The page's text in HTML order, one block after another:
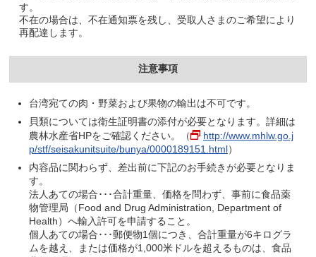
す。
不在の場合は、不在通知票を残し、受取人さまのご希望により
再配達します。
注意事項
台湾宛ての肉・野菜および果物の輸出は不可です。
貝類については衛生証明書の添付が必要となります。詳細は
農林水産省HPをご確認ください。（
http://www.mhlw.go.j
p/stf/seisakunitsuite/bunya/0000189151.html）
内容品に関わらず、差出前に下記のお手続きが必要となりま
す。
法人あての場合･･･合計重量、価格を問わず、事前に食品薬
物管理局（Food and Drug Administration, Department of
Health）へ輸入許可を申請すること。
個人あての場合･･･郵便物1個につき、合計重量が6キログラ
ムを越え、または価格が1,000米ドルを超えるものは、食品